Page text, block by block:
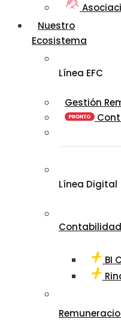
Nuestro
Ecosistema
Línea EFC
Gestión
Línea Digital
BI